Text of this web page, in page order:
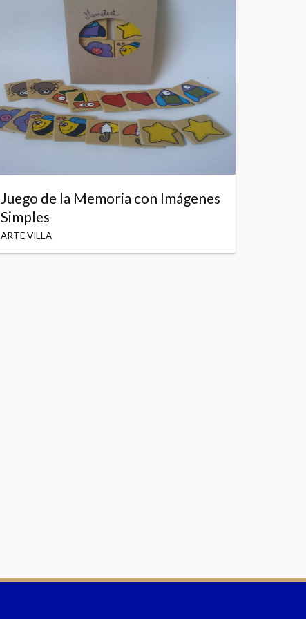
Juego de la Memoria con Imágenes
Simples
ARTE VILLA